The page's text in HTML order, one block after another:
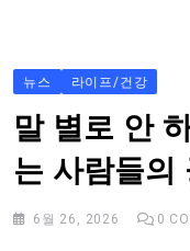
뉴스 라이프/건강
말 별로 안
는 사람들의
6월 26, 2026 0